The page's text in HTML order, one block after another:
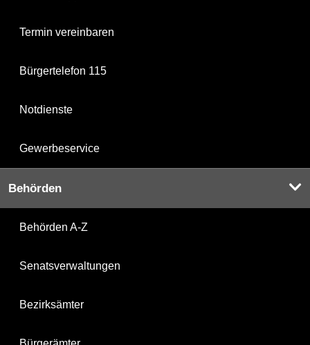
Termin vereinbaren
Bürgertelefon 115
Notdienste
Gewerbeservice
Behörden
Behörden A-Z
Senatsverwaltungen
Bezirksämter